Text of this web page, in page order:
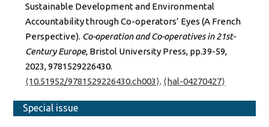
Sustainable Development and Environmental
Accountability through Co-operators’ Eyes (A French
Perspective). Co-operation and Co-operatives in 21st-
Century Europe, Bristol University Press, pp.39-59,
2023, 9781529226430.
⟨10.51952/9781529226430.ch003⟩. ⟨hal-04270427⟩
Special issue